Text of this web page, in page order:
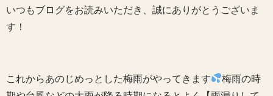
いつもブログをお読みいただき、誠にありがとうございま
す！
これからあのじめっとした梅雨がやってきます
梅雨の時